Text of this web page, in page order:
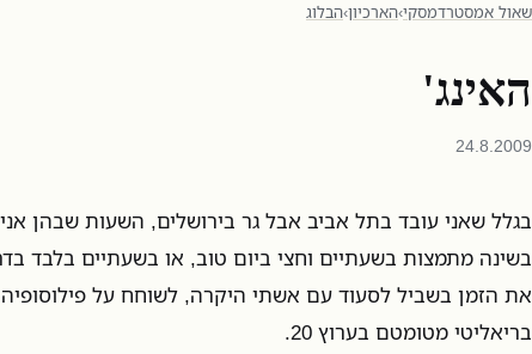
שאול אמסטרדמסקי›הארכיון›הבלוג
האינג'
24.8.2009
בגלל שאני עובד בתל אביב אבל גר בירושלים, השעות שבהן
בשינה מתמצות בשעתיים וחצי ביום טוב, או בשעתיים בלבד
את הזמן בשביל לסעוד עם אשתי היקרה, לשוחח על פילוסופיה
בריאליטי מטומטם בערוץ 20.